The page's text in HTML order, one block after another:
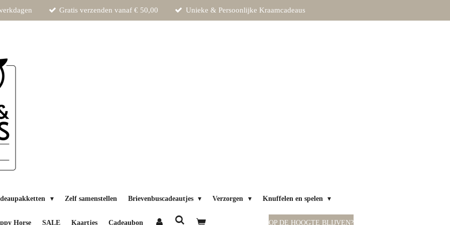
Gratis verzenden vanaf € 50,00 Unieke & Persoonlijke Kraamcadeaus
Zelf samenstellen Brievenbuscadeautjes Verzorgen Knuffelen en spelen
Horse SALE Kaartjes Cadeaubon OP DE HOOGTE BLIJVEN?